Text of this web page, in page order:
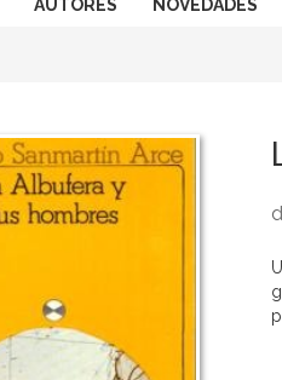
AUTORES NOVEDADES